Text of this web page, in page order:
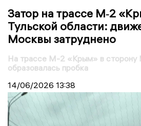
Затор на трассе М‑2
Тульской области:
Москвы затруднено
На трассе М-2 «Крым» в сторону
образовалась пробка
14/06/2026 13:38